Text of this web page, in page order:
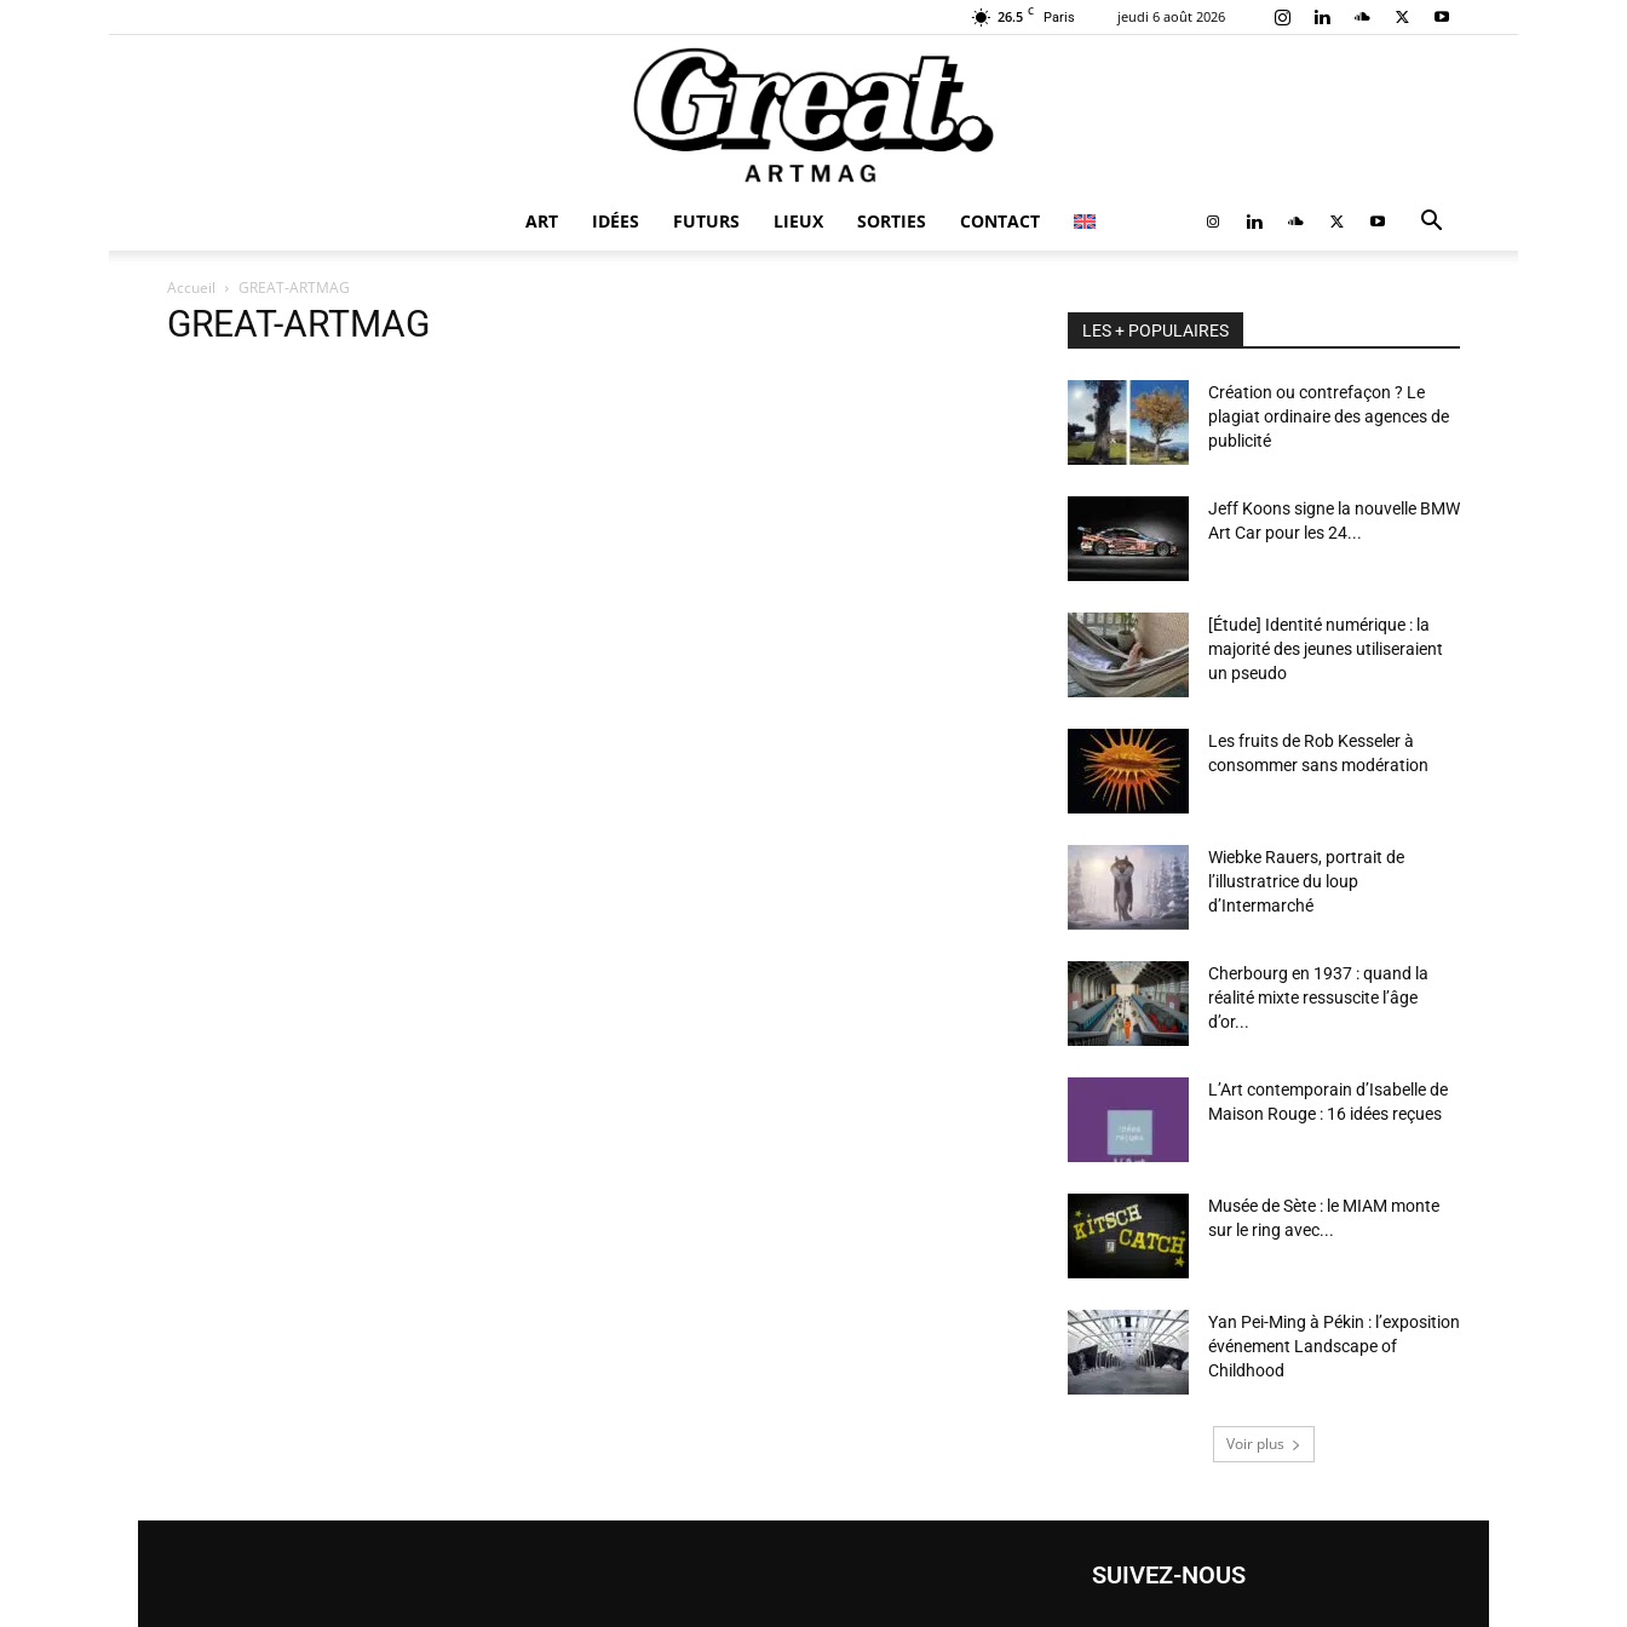
26.5 C Paris jeudi 6 août 2026
ART IDÉES FUTURS LIEUX SORTIES CONTACT
Accueil GREAT-ARTMAG
GREAT-ARTMAG LES + POPULAIRES
Création ou contrefaçon ? Le
plagiat ordinaire des agences de
publicité
Jeff Koons signe la nouvelle BMW
Art Car pour les 24...
[Étude] Identité numérique : la
majorité des jeunes utiliseraient
un pseudo
Les fruits de Rob Kesseler à
consommer sans modération
Wiebke Rauers, portrait de
l’illustratrice du loup
d’Intermarché
Cherbourg en 1937 : quand la
réalité mixte ressuscite l’âge
d’or...
L’Art contemporain d’Isabelle de
Maison Rouge : 16 idées reçues
Musée de Sète : le MIAM monte
sur le ring avec...
Yan Pei-Ming à Pékin : l’exposition
événement Landscape of
Childhood
Voir plus
SUIVEZ-NOUS